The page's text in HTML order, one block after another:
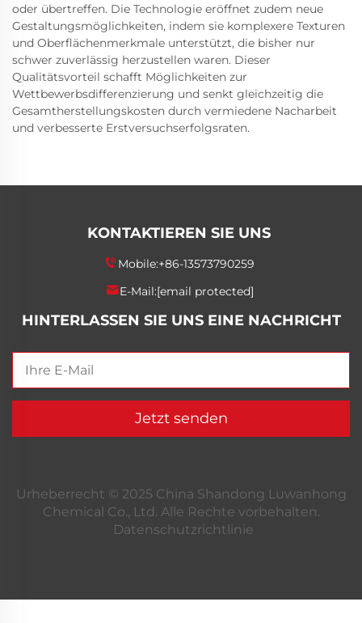
oder übertreffen. Die Technologie eröffnet zudem neue
Gestaltungsmöglichkeiten, indem sie komplexere Texturen
und Oberflächenmerkmale unterstützt, die bisher nur
schwer zuverlässig herzustellen waren. Dieser
Qualitätsvorteil schafft Möglichkeiten zur
Wettbewerbsdifferenzierung und senkt gleichzeitig die
Gesamtherstellungskosten durch vermiedene Nacharbeit
und verbesserte Erstversuchserfolgsraten.
KONTAKTIEREN SIE UNS
Mobile:+86-13573790259
E-Mail:[email protected]
HINTERLASSEN SIE UNS EINE NACHRICHT
Jetzt senden
Urheberrecht © 2025 China Shandong Luwanhong
Chemical Co., Ltd. Alle Rechte vorbehalten.
Datenschutzrichtlinie